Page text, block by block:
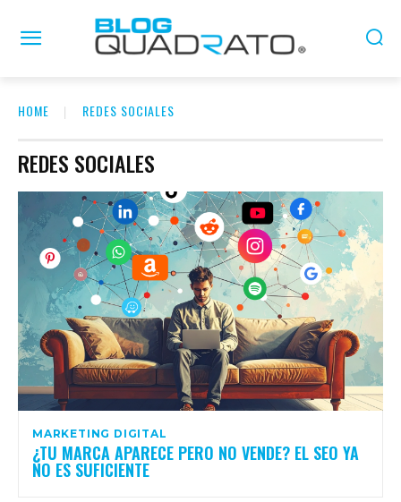
HOME REDES SOCIALES
REDES SOCIALES
MARKETING DIGITAL
¿TU MARCA APARECE PERO NO VENDE? EL SEO YA
NO ES SUFICIENTE